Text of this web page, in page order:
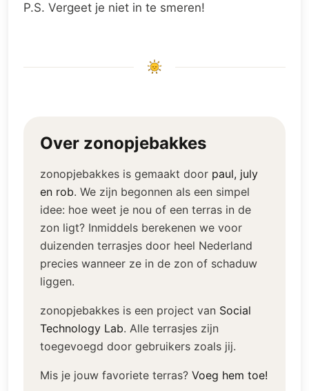
P.S. Vergeet je niet in te smeren!
Over zonopjebakkes
zonopjebakkes is gemaakt door paul, july
en rob. We zijn begonnen als een simpel
idee: hoe weet je nou of een terras in de
zon ligt? Inmiddels berekenen we voor
duizenden terrasjes door heel Nederland
precies wanneer ze in de zon of schaduw
liggen.
zonopjebakkes is een project van Social
Technology Lab. Alle terrasjes zijn
toegevoegd door gebruikers zoals jij.
Mis je jouw favoriete terras? Voeg hem toe!